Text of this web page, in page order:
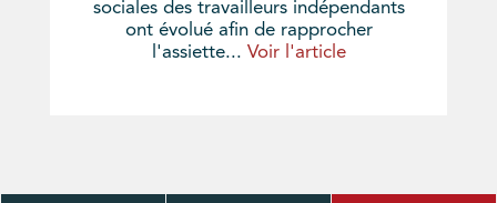
sociales des travailleurs indépendants
ont évolué afin de rapprocher
l'assiette... Voir l'article